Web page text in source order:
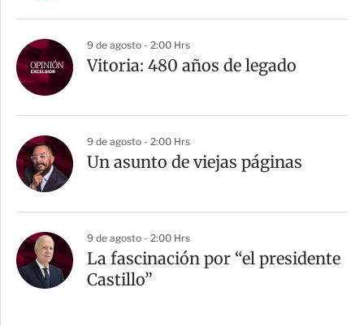
9 de agosto - 2:00 Hrs
Vitoria: 480 años de legado
9 de agosto - 2:00 Hrs
Un asunto de viejas páginas
9 de agosto - 2:00 Hrs
La fascinación por “el presidente
Castillo”